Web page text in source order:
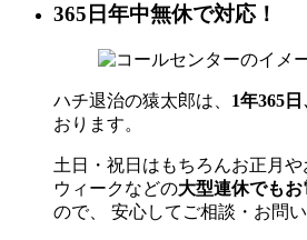
365日年中無休で対応！
ハチ退治の猿太郎は、 1年365
おります。
土日・祝日はもちろんお正月
ウィークなどの大型連休でも
ので、 安心してご相談・お問